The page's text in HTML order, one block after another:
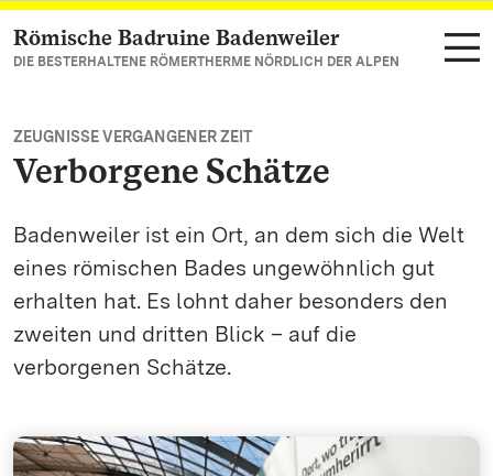
Zum Hauptinhalt springen
Römische Badruine Badenweiler
DIE BESTERHALTENE RÖMERTHERME NÖRDLICH DER ALPEN
ZEUGNISSE VERGANGENER ZEIT
Verborgene Schätze
Badenweiler ist ein Ort, an dem sich die Welt
eines römischen Bades ungewöhnlich gut
erhalten hat. Es lohnt daher besonders den
zweiten und dritten Blick – auf die
verborgenen Schätze.